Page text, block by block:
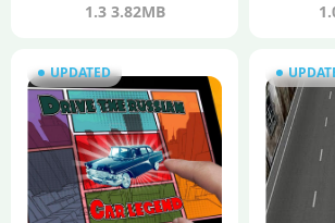
1.3 3.82MB
UPDATED